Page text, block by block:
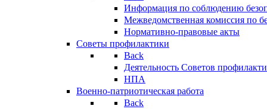
Информация по соблюдению
Межведомственная комиссия по
Нормативно-правовые акты
Советы профилактики
Back
Деятельность Советов
НПА
Военно-патриотическая работа
Back